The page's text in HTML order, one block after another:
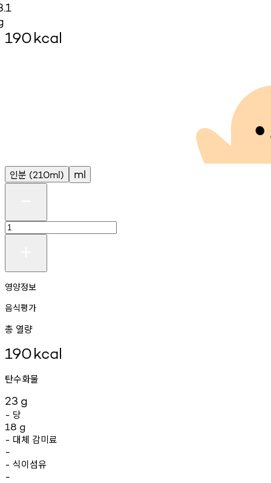
190kcal
인분 (210ml) ml
영양정보
음식평가
총 열량
190kcal
탄수화물
23 g
- 당
18 g
- 대체 감미료
-
- 식이섬유
-